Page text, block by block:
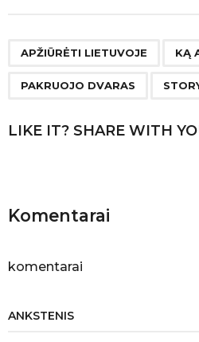
a
n
APŽIŪRĖTI LIETUVOJE KĄ
PAKRUOJO DVARAS
LIKE IT? SHARE WITH
Komentarai
komentarai
ANKSTENIS